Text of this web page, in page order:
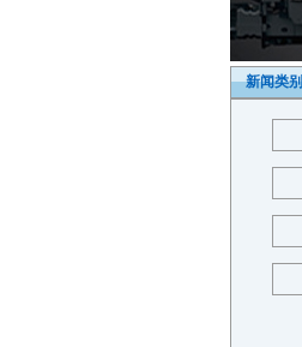
新闻类别